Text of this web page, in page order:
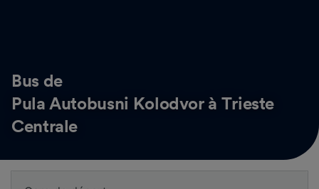
Bus de
Pula Autobusni Kolodvor à Trieste
Centrale